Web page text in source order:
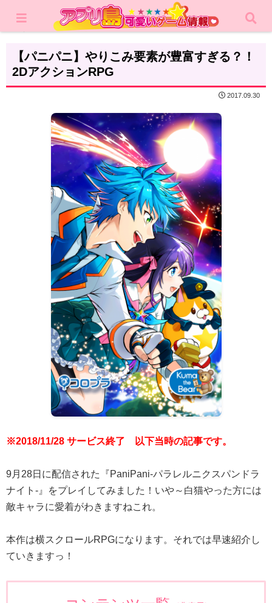
レビュー RPG
【パニパニ】やりこみ要素が豊富すぎる？！
2DアクションRPG
2017.09.30
※2018/11/28 サービス終了 以下当時の記事です。
9月28日に配信された『PaniPani-パラレルニクスパンドラ
ナイト-』をプレイしてみました！いや～白猫やった方には
敵キャラに愛着がわきますねこれ。
本作は横スクロールRPGになります。それでは早速紹介し
ていきますっ！